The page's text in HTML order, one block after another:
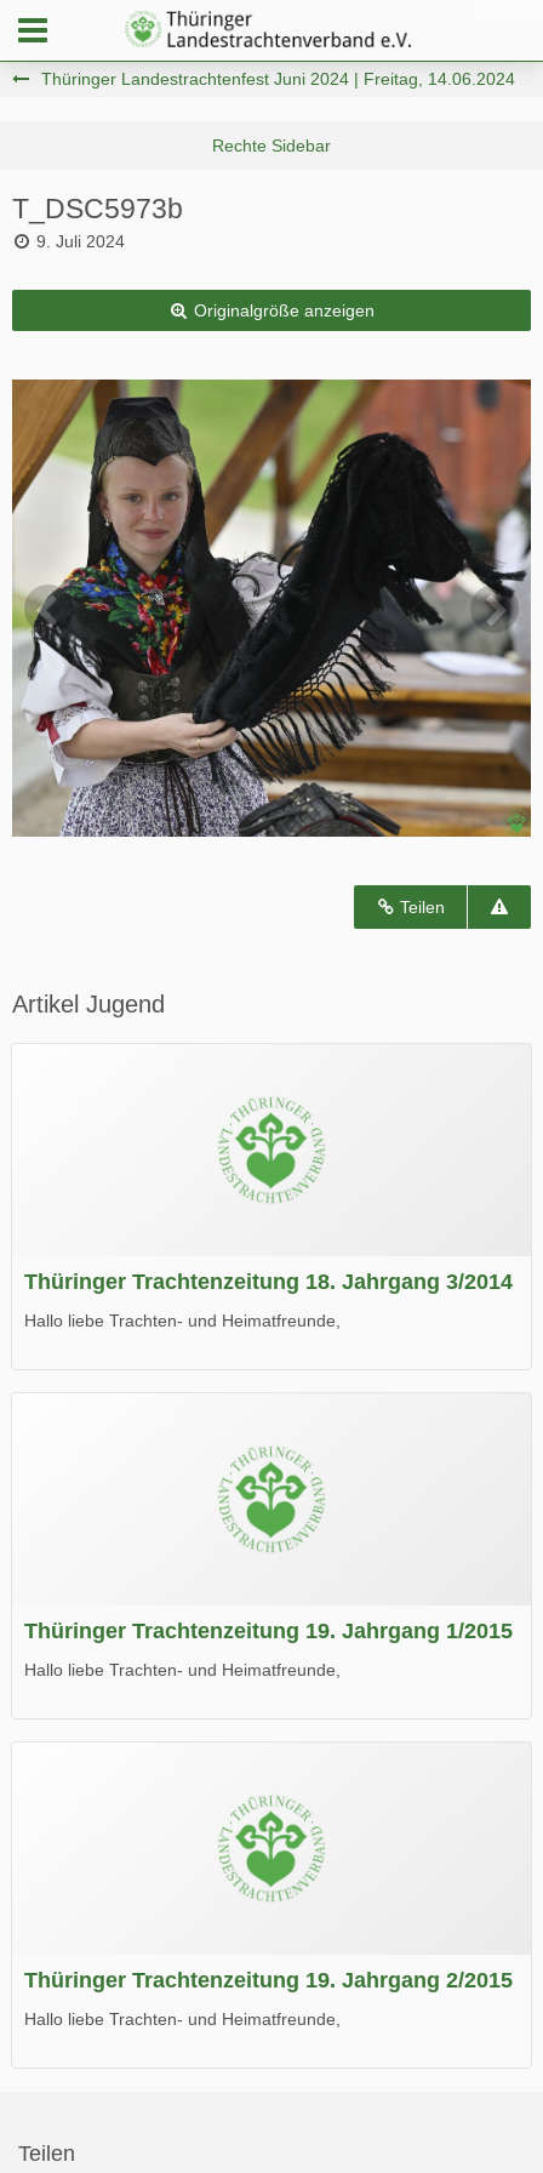
Thüringer Landestrachtenfest Juni 2024 | Freitag, 14.06.2024
T_DSC5973b
9. Juli 2024
Originalgröße anzeigen
Teilen
Artikel Jugend
Thüringer Trachtenzeitung 18. Jahrgang 3/2014
Hallo liebe Trachten- und Heimatfreunde,
Wir wünschen Euch viel Spaß beim Lesen.
Thüringer Trachtenzeitung 19. Jahrgang 1/2015
Hallo liebe Trachten- und Heimatfreunde,
Wir wünschen Euch viel Spaß beim Lesen.
Thüringer Trachtenzeitung 19. Jahrgang 2/2015
Hallo liebe Trachten- und Heimatfreunde,
Teilen